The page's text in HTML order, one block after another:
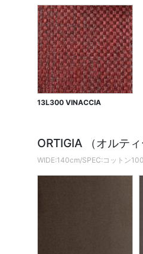
13L300 VINACCIA
ORTIGIA （オルテ
WIDE:140cm/SPEC:コットン